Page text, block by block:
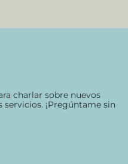
charlar sobre nuevos
¡Pregúntame sin